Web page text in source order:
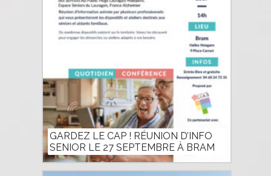
GARDEZ LE CAP ! RÉUNION D’INFO
SENIOR LE 27 SEPTEMBRE À BRAM